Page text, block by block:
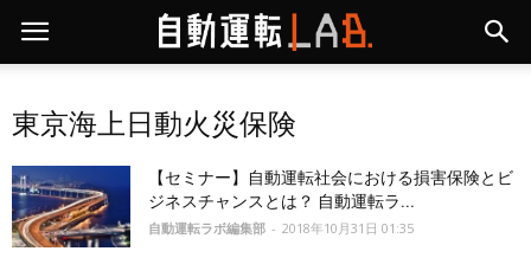
東京海上日動火災保険
【セミナー】自動運転社会における損害保険とビ
ジネスチャンスとは？ 自動運転ラ...
自動運転ラボ編集部 - 2018年10月31日 01:35